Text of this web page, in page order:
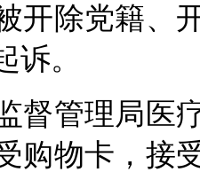
开除党籍、
诉。
管理局医疗
购物卡，接